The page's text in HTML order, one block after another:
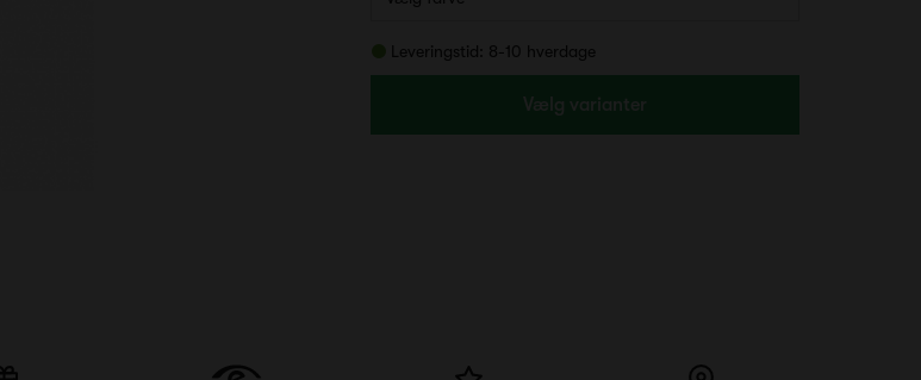
Leveringstid: 8-10 hverdage
Vælg varianter